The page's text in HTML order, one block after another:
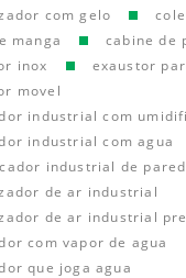
com gelo
manga
cabine de
inox
exaustor
movel
industrial com
industrial com agua
industrial de
de ar industrial
de ar industrial
com vapor de agua
que joga agua